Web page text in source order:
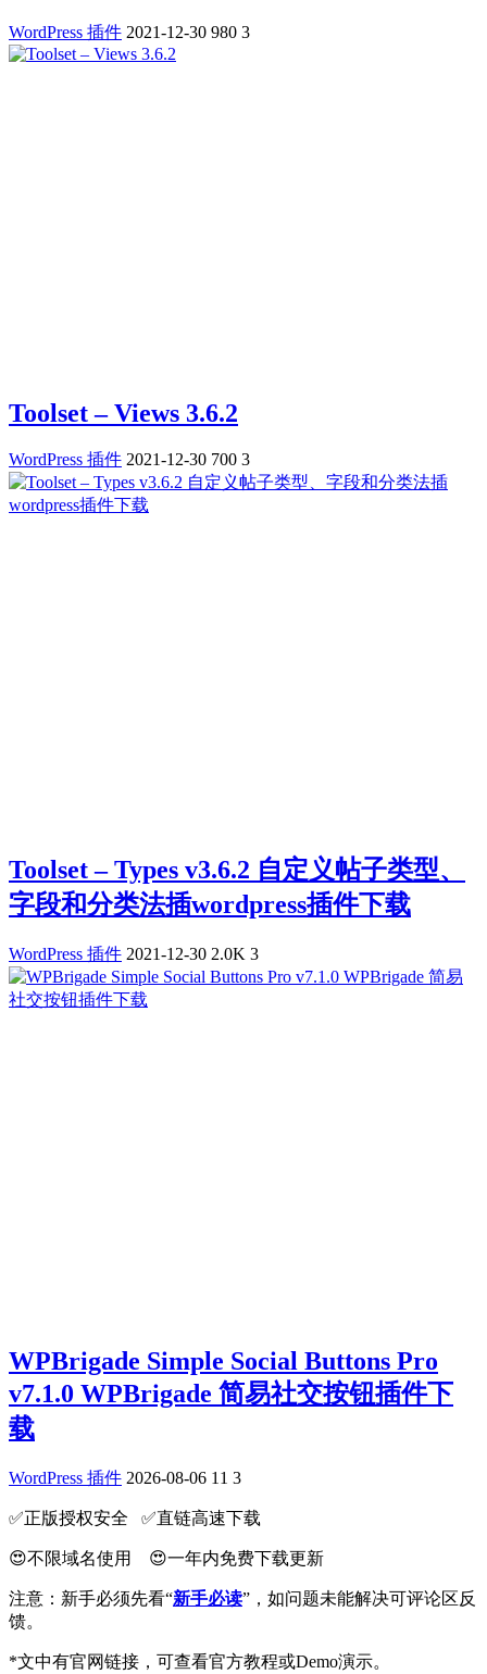
WordPress 插件 2021-12-30 980 3
Toolset – Views 3.6.2
WordPress 插件 2021-12-30 700 3
Toolset – Types v3.6.2 自定义帖子类型、
字段和分类法插wordpress插件下载
WordPress 插件 2021-12-30 2.0K 3
WPBrigade Simple Social Buttons Pro
v7.1.0 WPBrigade 简易社交按钮插件下
载
WordPress 插件 2026-08-06 11 3
✅️正版授权安全 ✅️直链高速下载
😍不限域名使用 😍一年内免费下载更新
注意：新手必须先看“新手必读”，如问题未能解决可评论区反
馈。
*文中有官网链接，可查看官方教程或Demo演示。